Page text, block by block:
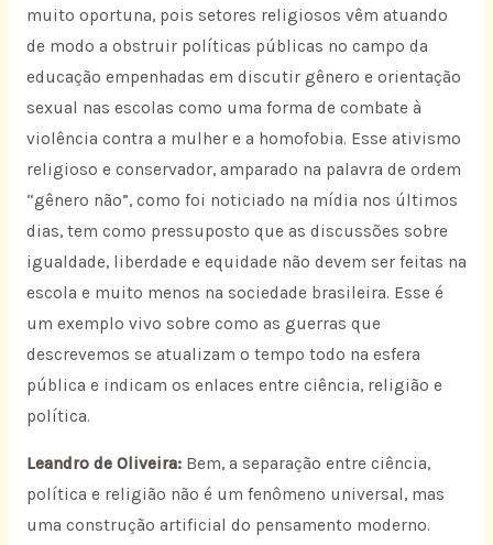
muito oportuna, pois setores religiosos vêm atuando
de modo a obstruir políticas públicas no campo da
educação empenhadas em discutir gênero e orientação
sexual nas escolas como uma forma de combate à
violência contra a mulher e a homofobia. Esse ativismo
religioso e conservador, amparado na palavra de ordem
“gênero não”, como foi noticiado na mídia nos últimos
dias, tem como pressuposto que as discussões sobre
igualdade, liberdade e equidade não devem ser feitas na
escola e muito menos na sociedade brasileira. Esse é
um exemplo vivo sobre como as guerras que
descrevemos se atualizam o tempo todo na esfera
pública e indicam os enlaces entre ciência, religião e
política.
Leandro de Oliveira:Bem, a separação entre ciência,
política e religião não é um fenômeno universal, mas
uma construção artificial do pensamento moderno.